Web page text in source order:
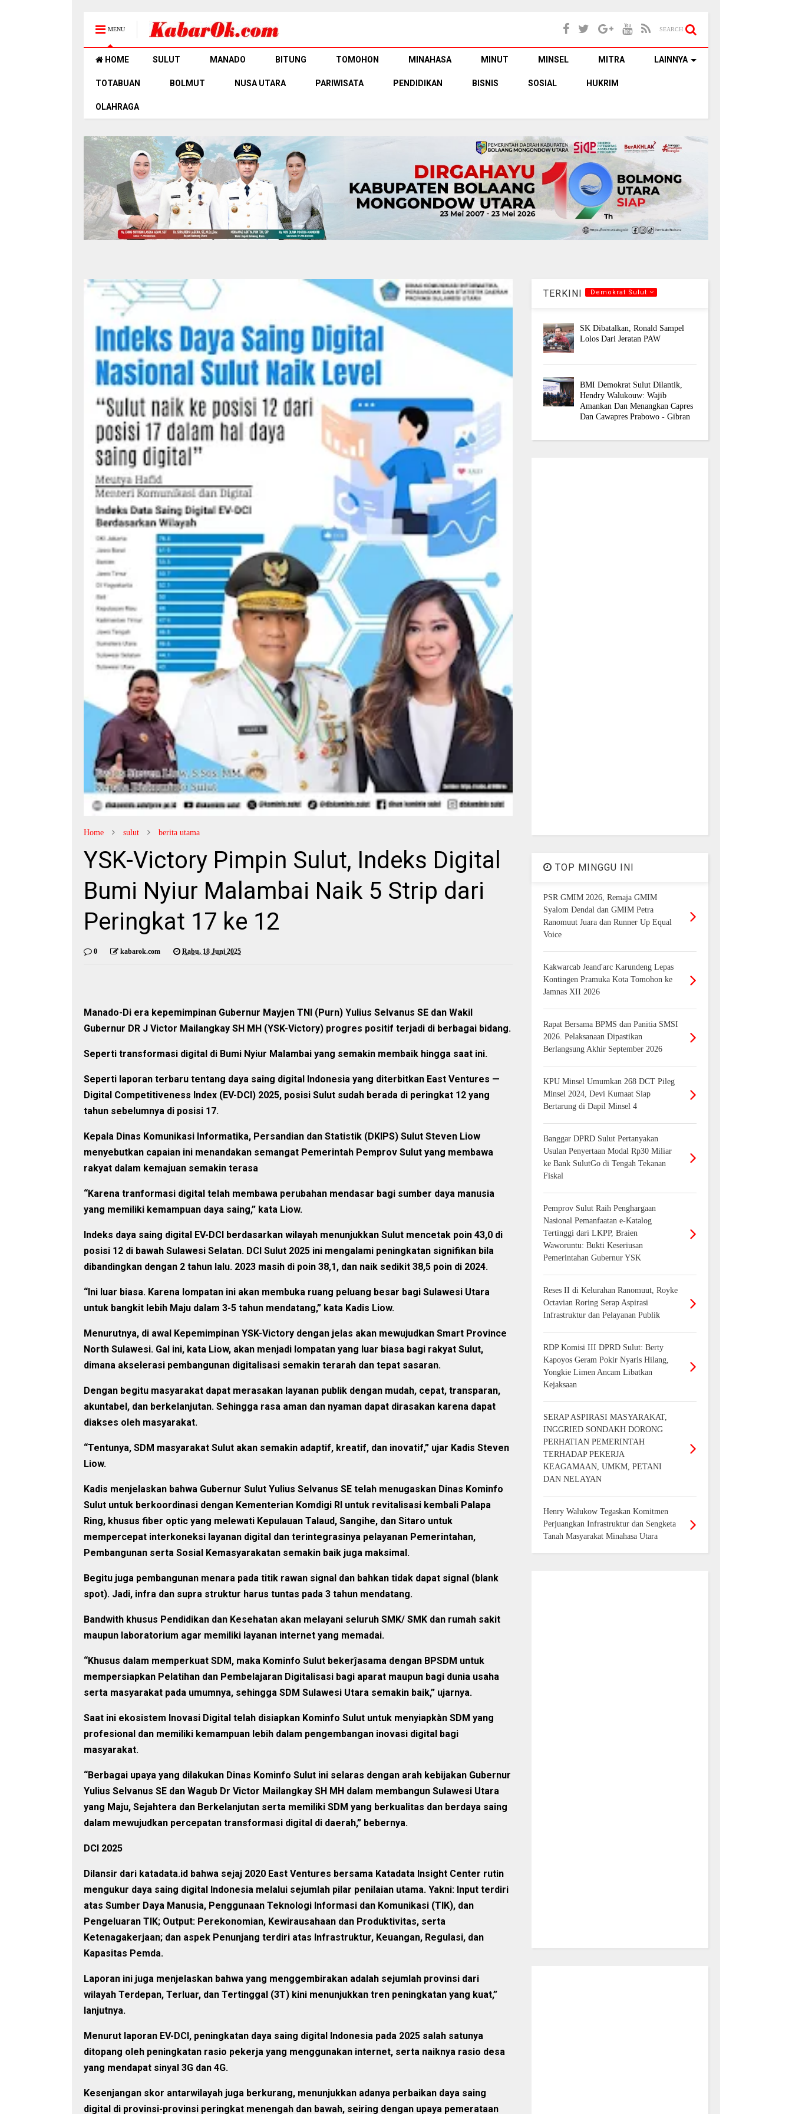
MENU SEARCH
HOME SULUT MANADO BITUNG TOMOHON MINAHASA MINUT MINSEL MITRA LAINNYA
TOTABUAN BOLMUT NUSA UTARA PARIWISATA PENDIDIKAN BISNIS SOSIAL HUKRIM
OLAHRAGA
Home sulut berita utama
YSK-Victory Pimpin Sulut, Indeks Digital
Bumi Nyiur Malambai Naik 5 Strip dari
Peringkat 17 ke 12
0 kabarok.com Rabu, 18 Juni 2025
Manado-Di era kepemimpinan Gubernur Mayjen TNI (Purn) Yulius Selvanus SE dan Wakil
Gubernur DR J Victor Mailangkay SH MH (YSK-Victory) progres positif terjadi di berbagai bidang.
Seperti transformasi digital di Bumi Nyiur Malambai yang semakin membaik hingga saat ini.
Seperti laporan terbaru tentang daya saing digital Indonesia yang diterbitkan East Ventures —
Digital Competitiveness Index (EV-DCI) 2025, posisi Sulut sudah berada di peringkat 12 yang
tahun sebelumnya di posisi 17.
Kepala Dinas Komunikasi Informatika, Persandian dan Statistik (DKIPS) Sulut Steven Liow
menyebutkan capaian ini menandakan semangat Pemerintah Pemprov Sulut yang membawa
rakyat dalam kemajuan semakin terasa
“Karena tranformasi digital telah membawa perubahan mendasar bagi sumber daya manusia
yang memiliki kemampuan daya saing,” kata Liow.
Indeks daya saing digital EV-DCI berdasarkan wilayah menunjukkan Sulut mencetak poin 43,0 di
posisi 12 di bawah Sulawesi Selatan. DCI Sulut 2025 ini mengalami peningkatan signifikan bila
dibandingkan dengan 2 tahun lalu. 2023 masih di poin 38,1, dan naik sedikit 38,5 poin di 2024.
“Ini luar biasa. Karena lompatan ini akan membuka ruang peluang besar bagi Sulawesi Utara
untuk bangkit lebih Maju dalam 3-5 tahun mendatang,” kata Kadis Liow.
Menurutnya, di awal Kepemimpinan YSK-Victory dengan jelas akan mewujudkan Smart Province
North Sulawesi. Gal ini, kata Liow, akan menjadi lompatan yang luar biasa bagi rakyat Sulut,
dimana akselerasi pembangunan digitalisasi semakin terarah dan tepat sasaran.
Dengan begitu masyarakat dapat merasakan layanan publik dengan mudah, cepat, transparan,
akuntabel, dan berkelanjutan. Sehingga rasa aman dan nyaman dapat dirasakan karena dapat
diakses oleh masyarakat.
“Tentunya, SDM masyarakat Sulut akan semakin adaptif, kreatif, dan inovatif,” ujar Kadis Steven
Liow.
Kadis menjelaskan bahwa Gubernur Sulut Yulius Selvanus SE telah menugaskan Dinas Kominfo
Sulut untuk berkoordinasi dengan Kementerian Komdigi RI untuk revitalisasi kembali Palapa
Ring, khusus fiber optic yang melewati Kepulauan Talaud, Sangihe, dan Sitaro untuk
mempercepat interkoneksi layanan digital dan terintegrasinya pelayanan Pemerintahan,
Pembangunan serta Sosial Kemasyarakatan semakin baik juga maksimal.
Begitu juga pembangunan menara pada titik rawan signal dan bahkan tidak dapat signal (blank
spot). Jadi, infra dan supra struktur harus tuntas pada 3 tahun mendatang.
Bandwith khusus Pendidikan dan Kesehatan akan melayani seluruh SMK/ SMK dan rumah sakit
maupun laboratorium agar memiliki layanan internet yang memadai.
“Khusus dalam memperkuat SDM, maka Kominfo Sulut bekerĵasama dengan BPSDM untuk
mempersiapkan Pelatihan dan Pembelajaran Digitalisasi bagi aparat maupun bagi dunia usaha
serta masyarakat pada umumnya, sehingga SDM Sulawesi Utara semakin baik,” ujarnya.
Saat ini ekosistem Inovasi Digital telah disiapkan Kominfo Sulut untuk menyiapkàn SDM yang
profesional dan memiliki kemampuan lebih dalam pengembangan inovasi digital bagi
masyarakat.
“Berbagai upaya yang dilakukan Dinas Kominfo Sulut ini selaras dengan arah kebijakan Gubernur
Yulius Selvanus SE dan Wagub Dr Victor Mailangkay SH MH dalam membangun Sulawesi Utara
yang Maju, Sejahtera dan Berkelanjutan serta memiliki SDM yang berkualitas dan berdaya saing
dalam mewujudkan percepatan transformasi digital di daerah,” bebernya.
DCI 2025
Dilansir dari katadata.id bahwa sejaj 2020 East Ventures bersama Katadata Insight Center rutin
mengukur daya saing digital Indonesia melalui sejumlah pilar penilaian utama. Yakni: Input terdiri
atas Sumber Daya Manusia, Penggunaan Teknologi Informasi dan Komunikasi (TIK), dan
Pengeluaran TIK; Output: Perekonomian, Kewirausahaan dan Produktivitas, serta
Ketenagakerjaan; dan aspek Penunjang terdiri atas Infrastruktur, Keuangan, Regulasi, dan
Kapasitas Pemda.
Laporan ini juga menjelaskan bahwa yang menggembirakan adalah sejumlah provinsi dari
wilayah Terdepan, Terluar, dan Tertinggal (3T) kini menunjukkan tren peningkatan yang kuat,”
lanjutnya.
Menurut laporan EV-DCI, peningkatan daya saing digital Indonesia pada 2025 salah satunya
ditopang oleh peningkatan rasio pekerja yang menggunakan internet, serta naiknya rasio desa
yang mendapat sinyal 3G dan 4G.
Kesenjangan skor antarwilayah juga berkurang, menunjukkan adanya perbaikan daya saing
digital di provinsi-provinsi peringkat menengah dan bawah, seiring dengan upaya pemerataan
TERKINI .Demokrat Sulut
SK Dibatalkan, Ronald Sampel
Lolos Dari Jeratan PAW
BMI Demokrat Sulut Dilantik,
Hendry Walukouw: Wajib
Amankan Dan Menangkan Capres
Dan Cawapres Prabowo - Gibran
TOP MINGGU INI
PSR GMIM 2026, Remaja GMIM
Syalom Dendal dan GMIM Petra
Ranomuut Juara dan Runner Up Equal
Voice
Kakwarcab Jeand'arc Karundeng Lepas
Kontingen Pramuka Kota Tomohon ke
Jamnas XII 2026
Rapat Bersama BPMS dan Panitia SMSI
2026. Pelaksanaan Dipastikan
Berlangsung Akhir September 2026
KPU Minsel Umumkan 268 DCT Pileg
Minsel 2024, Devi Kumaat Siap
Bertarung di Dapil Minsel 4
Banggar DPRD Sulut Pertanyakan
Usulan Penyertaan Modal Rp30 Miliar
ke Bank SulutGo di Tengah Tekanan
Fiskal
Pemprov Sulut Raih Penghargaan
Nasional Pemanfaatan e-Katalog
Tertinggi dari LKPP, Braien
Waworuntu: Bukti Keseriusan
Pemerintahan Gubernur YSK
Reses II di Kelurahan Ranomuut, Royke
Octavian Roring Serap Aspirasi
Infrastruktur dan Pelayanan Publik
RDP Komisi III DPRD Sulut: Berty
Kapoyos Geram Pokir Nyaris Hilang,
Yongkie Limen Ancam Libatkan
Kejaksaan
SERAP ASPIRASI MASYARAKAT,
INGGRIED SONDAKH DORONG
PERHATIAN PEMERINTAH
TERHADAP PEKERJA
KEAGAMAAN, UMKM, PETANI
DAN NELAYAN
Henry Walukow Tegaskan Komitmen
Perjuangkan Infrastruktur dan Sengketa
Tanah Masyarakat Minahasa Utara